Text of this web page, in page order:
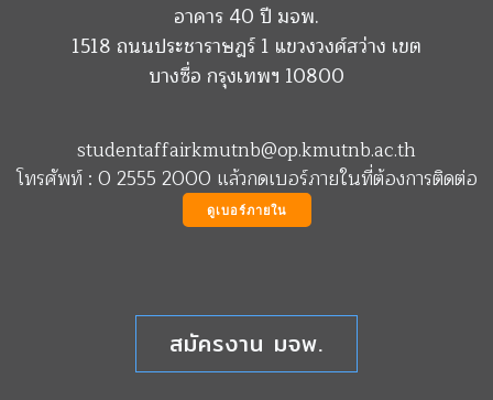
อาคาร 40 ปี มจพ.
1518 ถนนประชาราษฎร์ 1 แขวงวงศ์สว่าง เขต
บางซื่อ กรุงเทพฯ 10800
studentaffairkmutnb@op.kmutnb.ac.th
โทรศัพท์ : 0 2555 2000 แล้วกดเบอร์ภายในที่ต้องการติดต่อ
ดูเบอร์ภายใน
สมัครงาน มจพ.